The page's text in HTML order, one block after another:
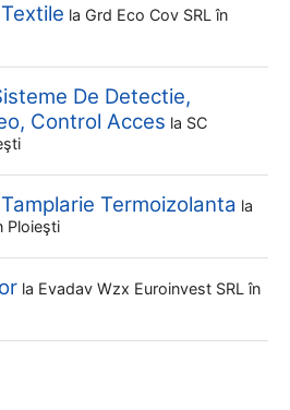
la Grd Eco Cov SRL în
De Detectie,
Control Acces la SC
Termoizolanta la
Ploieşti
la Evadav Wzx Euroinvest SRL în